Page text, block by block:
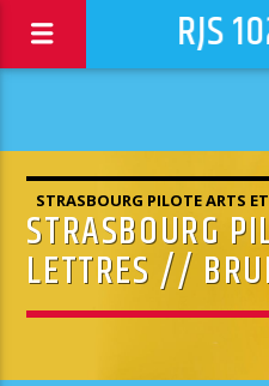
RJS
STRASBOURG PILOTE ARTS
STRASBOURG
LETTRES //